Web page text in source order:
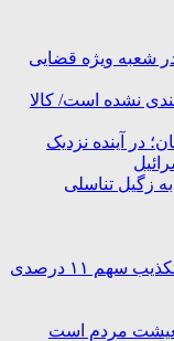
شعبه ویژه قضایی
نشده است/ کالا
در آینده نزدیک
زگیل تناسلی
عراقچی: توافق با عمان نزدیک است/ تکذیب سهم ۱۱ درصدی
مردم است